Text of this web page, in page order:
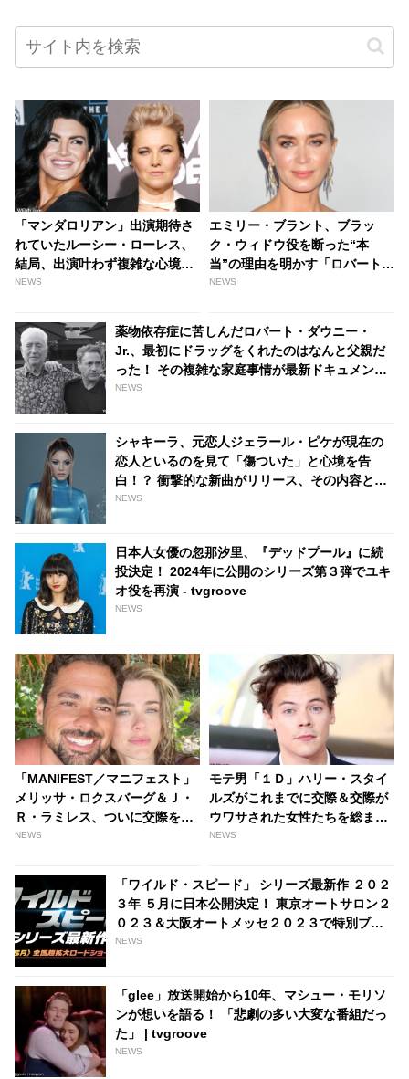
「マンダロリアン」出演期待さ
れていたルーシー・ローレス、
結局、出演叶わず複雑な心境を
吐露！ 実は別の『スター・ウォ
た…！？ 熱烈なファンの声が逆
作用か・・皮肉な顛末を嘆く -
tvgroove
NEWS
エミリー・ブラント、ブラッ
ク・ウィドウ役を断った“本
当”の理由を明かす「ロバート・
ダウニーJr.と一緒に仕事をした
NEWS
薬物依存症に苦しんだロバート・ダウニー・
Jr.、最初にドラッグをくれたのはなんと父親だ
った！ その複雑な家庭事情が最新ドキュメンタ
リー内で明らかに - tvgroove
NEWS
シャキーラ、元恋人ジェラール・ピケが現在の
恋人といるのを見て「傷ついた」と心境を告
白！？ 衝撃的な新曲がリリース、その内容とは
- tvgroove
NEWS
日本人女優の忽那汐里、『デッドプール』に続
投決定！ 2024年に公開のシリーズ第３弾でユキ
オ役を再演 - tvgroove
NEWS
「MANIFEST／マニフェスト」
メリッサ・ロクスバーグ＆Ｊ・
Ｒ・ラミレス、ついに交際をオ
フィシャルに？ フィジーで「信
ションを過ごす［写真あり］ -
tvgroove
NEWS
モテ男「１Ｄ」ハリー・スタイ
ルズがこれまでに交際＆交際が
ウワサされた女性たちを総まと
め | tvgroove
NEWS
「ワイルド・スピード」 シリーズ最新作 ２０２
３年 ５月に日本公開決定！ 東京オートサロン２
０２３＆大阪オートメッセ２０２３で特別ブー
ス出展決定、ドミニクとブライアンの劇中衣裳
NEWS
「glee」放送開始から10年、マシュー・モリソ
ンが想いを語る！ 「悲劇の多い大変な番組だっ
た」 | tvgroove
NEWS